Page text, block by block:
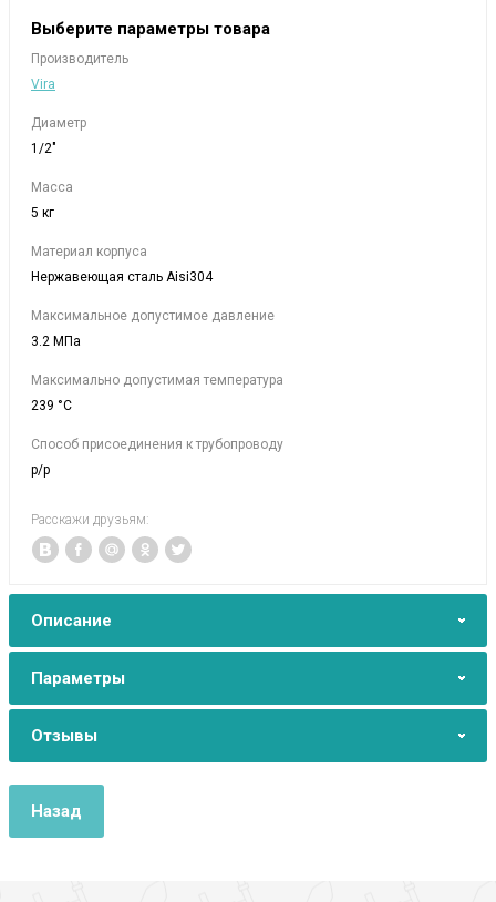
Выберите параметры товара
Производитель
Vira
Диаметр
1/2"
Масса
5 кг
Материал корпуса
Нержавеющая сталь Aisi304
Максимальное допустимое давление
3.2 МПа
Максимально допустимая температура
239 °C
Способ присоединения к трубопроводу
р/р
Расскажи друзьям:
Описание
Параметры
Отзывы
Назад